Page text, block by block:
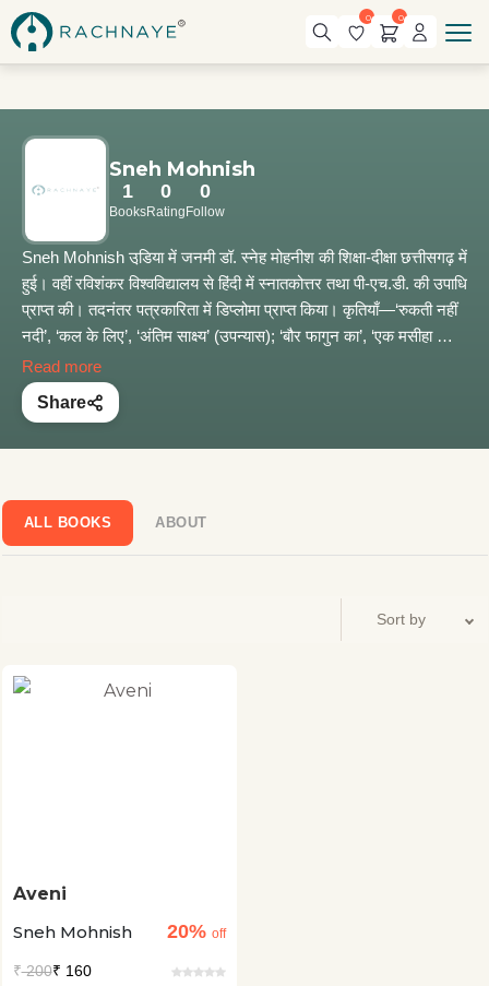
0 0
Sneh Mohnish
1
Books
0
Rating
0
Follow
Sneh Mohnish उडि़या में जनमी डॉ. स्नेह मोहनीश की शिक्षा-दीक्षा छत्तीसगढ़ में
हुई। वहीं रविशंकर विश्‍वविद्यालय से हिंदी में स्नातकोत्तर तथा पी-एच.डी. की उपाधि
प्राप्‍त की। तदनंतर पत्रकारिता में डिप्लोमा प्राप्‍त किया। कृतियाँ—‘रुकती नहीं
नदी’, ‘कल के लिए’, ‘अंतिम साक्ष्य’ (उपन्यास); ‘बौर फागुन का’, ‘एक मसीहा की
वापसी’, ‘कन्हाई चरण ढोल मर गया’, ‘जवा कुसुम’ (कहानी संग्रह)। उपन्यास
‘अंतिम साक्ष्य’ सन् 1994-95 में ‘अखिल भारतीय प्रेमचंद पुरस्कार’ से पुरस्कृत।
वर्ष 1998 में कहानी-संग्रह ‘जवा कुसुम’ भी ‘अखिल भारतीय प्रेमचंद पुरस्कार’ से
Read more
Share
ALL BOOKS ABOUT
Aveni
Sneh Mohnish
20% off
₹200₹ 160